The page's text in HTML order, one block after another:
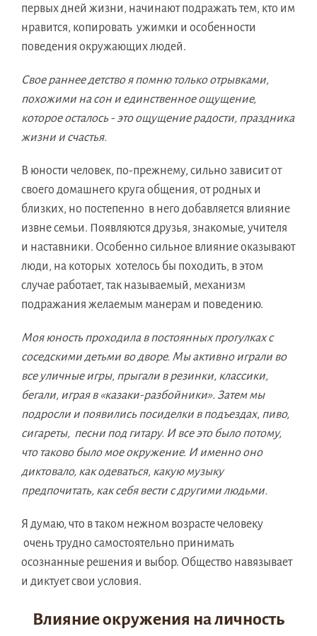
первых дней жизни, начинают подражать тем, кто им
нравится, копировать ужимки и особенности
поведения окружающих людей.
Свое раннее детство я помню только отрывками,
похожими на сон и единственное ощущение,
которое осталось - это ощущение радости, праздника
жизни и счастья.
В юности человек, по-прежнему, сильно зависит от
своего домашнего круга общения, от родных и
близких, но постепенно в него добавляется влияние
извне семьи. Появляются друзья, знакомые, учителя
и наставники. Особенно сильное влияние оказывают
люди, на которых хотелось бы походить, в этом
случае работает, так называемый, механизм
подражания желаемым манерам и поведению.
Моя юность проходила в постоянных прогулках с
соседскими детьми во дворе. Мы активно играли во
все уличные игры, прыгали в резинки, классики,
бегали, играя в «казаки-разбойники». Затем мы
подросли и появились посиделки в подъездах, пиво,
сигареты, песни под гитару. И все это было потому,
что таково было мое окружение. И именно оно
диктовало, как одеваться, какую музыку
предпочитать, как себя вести с другими людьми.
Я думаю, что в таком нежном возрасте человеку
очень трудно самостоятельно принимать
осознанные решения и выбор. Общество навязывает
и диктует свои условия.
Влияние окружения на личность